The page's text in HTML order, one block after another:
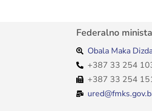
Federalno
Obala Maka
+387 33 254
+387 33 254